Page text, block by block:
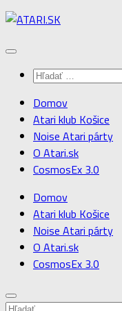
Preskočiť
obsah
Hľadať:
Domov
Atari klub Košice
Noise Atari párty
O Atari.sk
CosmosEx 3.0
Domov
Atari klub Košice
Noise Atari párty
O Atari.sk
CosmosEx 3.0
Hľadať: